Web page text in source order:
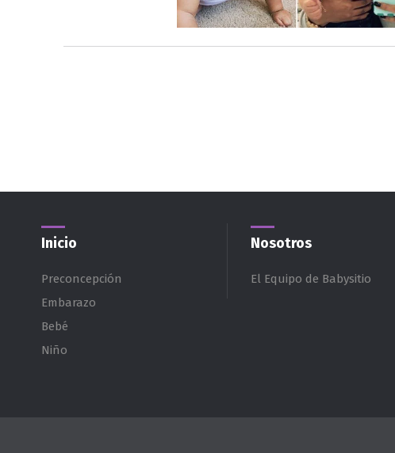
Inicio
Preconcepción
Embarazo
Bebé
Niño
Nosotros
El Equipo de Babysitio